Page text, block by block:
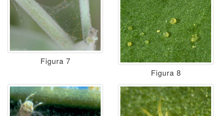
Figura 7
Figura 8